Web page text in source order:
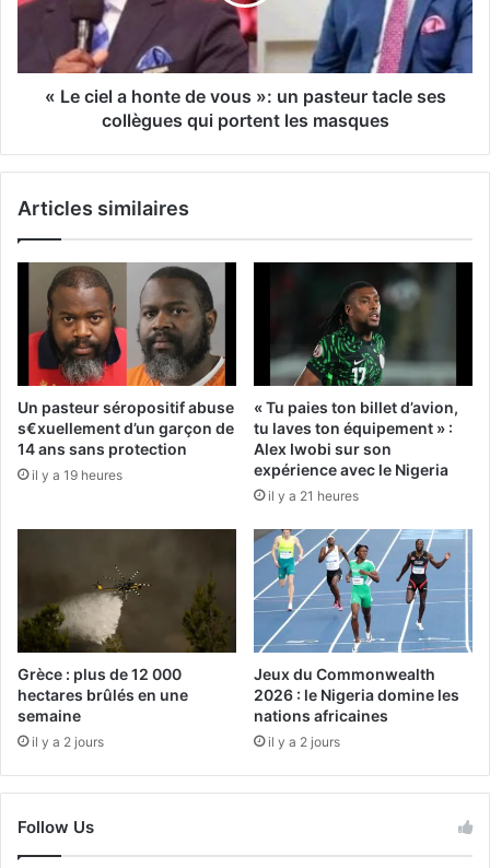
« Le ciel a honte de vous »: un pasteur tacle ses
collègues qui portent les masques
Articles similaires
Un pasteur séropositif abuse
s€xuellement d’un garçon de
14 ans sans protection
il y a 19 heures
« Tu paies ton billet d’avion,
tu laves ton équipement » :
Alex Iwobi sur son
expérience avec le Nigeria
il y a 21 heures
Grèce : plus de 12 000
hectares brûlés en une
semaine
il y a 2 jours
Jeux du Commonwealth
2026 : le Nigeria domine les
nations africaines
il y a 2 jours
Follow Us